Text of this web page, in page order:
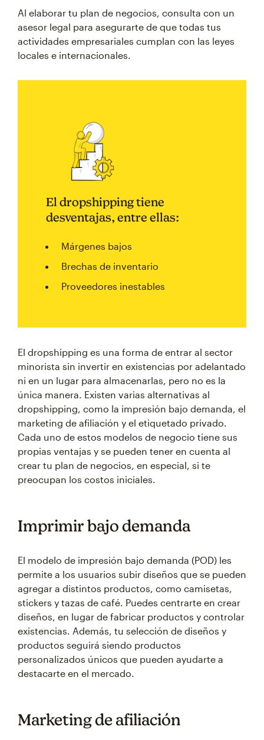
Al elaborar tu plan de negocios, consulta con un
asesor legal para asegurarte de que todas tus
actividades empresariales cumplan con las leyes
locales e internacionales.
El dropshipping tiene
desventajas, entre ellas:
Márgenes bajos
Brechas de inventario
Proveedores inestables
El dropshipping es una forma de entrar al sector
minorista sin invertir en existencias por adelantado
ni en un lugar para almacenarlas, pero no es la
única manera. Existen varias alternativas al
dropshipping, como la impresión bajo demanda, el
marketing de afiliación y el etiquetado privado.
Cada uno de estos modelos de negocio tiene sus
propias ventajas y se pueden tener en cuenta al
crear tu plan de negocios, en especial, si te
preocupan los costos iniciales.
Imprimir bajo demanda
El modelo de impresión bajo demanda (POD) les
permite a los usuarios subir diseños que se pueden
agregar a distintos productos, como camisetas,
stickers y tazas de café. Puedes centrarte en crear
diseños, en lugar de fabricar productos y controlar
existencias. Además, tu selección de diseños y
productos seguirá siendo productos
personalizados únicos que pueden ayudarte a
destacarte en el mercado.
Marketing de afiliación